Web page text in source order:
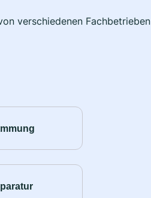
verschiedenen Fachbetrieben